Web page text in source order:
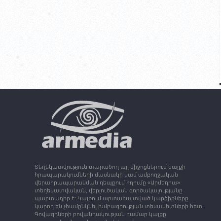
Տեղեկատվություն տարածող այլ միջոցներում կայքի
հրապարակումների մասնակի կամ ամբողջական
վերահրապարակման դեպքում հղումը «Արմեդիա»
տեղեկատվական, վերլուծական գործակալությանը
պարտադիր է: Կայքում արտահայտված կարծիքները
կարող են չհամընկնել խմբագրության տեսակետների հետ:
Գովազդների բովանդակության համար կայքը